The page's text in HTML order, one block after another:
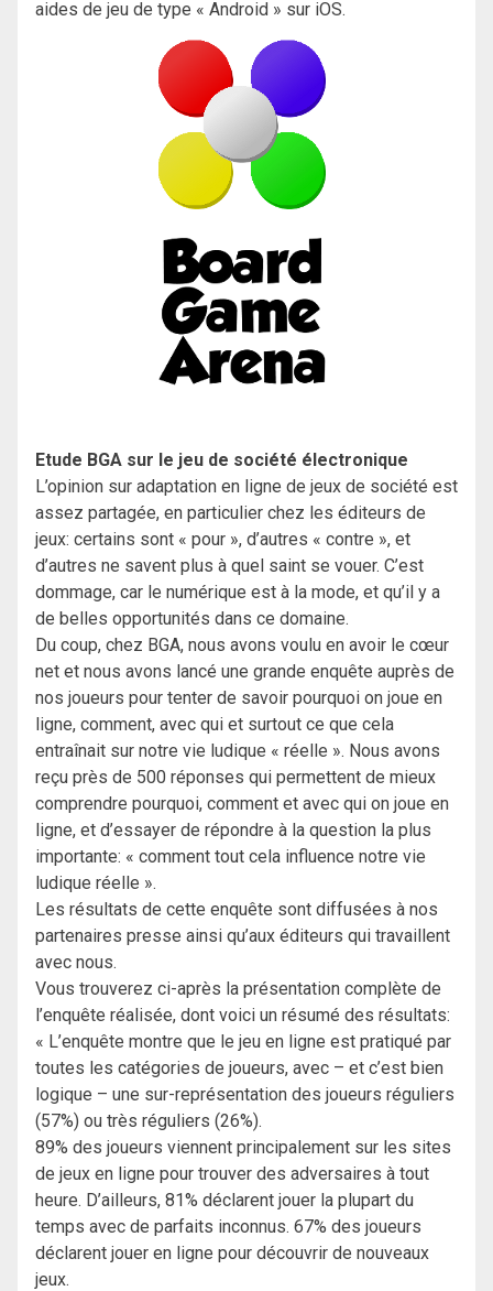
aides de jeu de type « Android » sur iOS.
Etude BGA sur le jeu de société électronique
L’opinion sur adaptation en ligne de jeux de société est
assez partagée, en particulier chez les éditeurs de
jeux: certains sont « pour », d’autres « contre », et
d’autres ne savent plus à quel saint se vouer. C’est
dommage, car le numérique est à la mode, et qu’il y a
de belles opportunités dans ce domaine.
Du coup, chez BGA, nous avons voulu en avoir le cœur
net et nous avons lancé une grande enquête auprès de
nos joueurs pour tenter de savoir pourquoi on joue en
ligne, comment, avec qui et surtout ce que cela
entraînait sur notre vie ludique « réelle ». Nous avons
reçu près de 500 réponses qui permettent de mieux
comprendre pourquoi, comment et avec qui on joue en
ligne, et d’essayer de répondre à la question la plus
importante: « comment tout cela influence notre vie
ludique réelle ».
Les résultats de cette enquête sont diffusées à nos
partenaires presse ainsi qu’aux éditeurs qui travaillent
avec nous.
Vous trouverez ci-après la présentation complète de
l’enquête réalisée, dont voici un résumé des résultats:
« L’enquête montre que le jeu en ligne est pratiqué par
toutes les catégories de joueurs, avec – et c’est bien
logique – une sur-représentation des joueurs réguliers
(57%) ou très réguliers (26%).
89% des joueurs viennent principalement sur les sites
de jeux en ligne pour trouver des adversaires à tout
heure. D’ailleurs, 81% déclarent jouer la plupart du
temps avec de parfaits inconnus. 67% des joueurs
déclarent jouer en ligne pour découvrir de nouveaux
jeux.